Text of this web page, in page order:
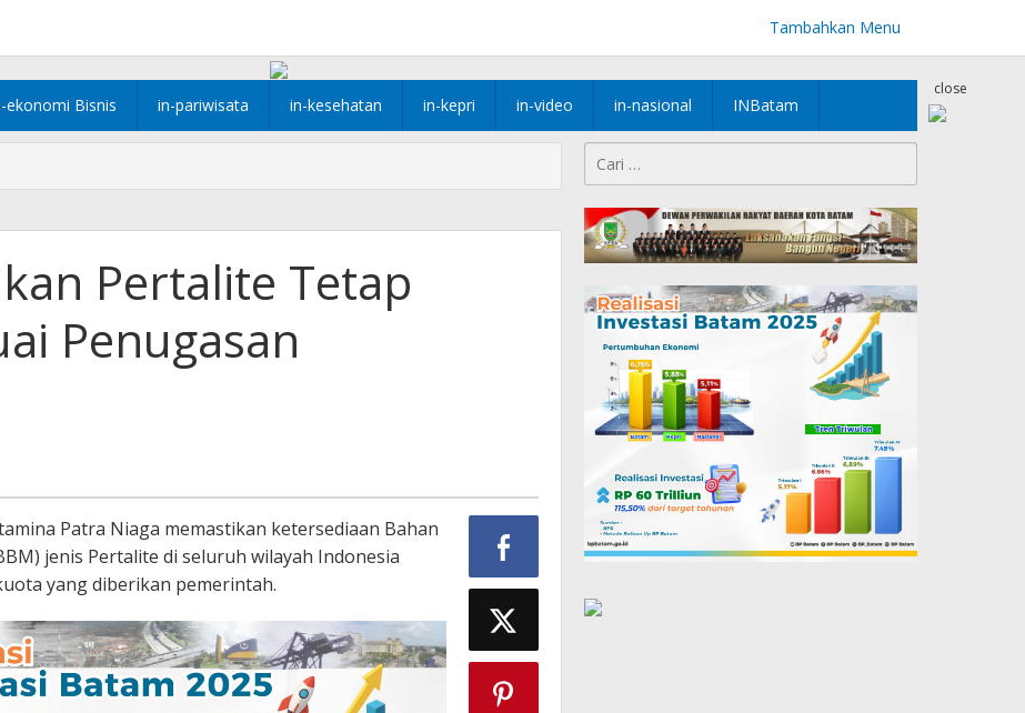
Tambahkan Menu
ekonomi Bisnis in-pariwisata in-kesehatan in-kepri in-video in-nasional INBatam
close
Pertalite Tetap
Penugasan
Patra Niaga memastikan ketersediaan Bahan
jenis Pertalite di seluruh wilayah Indonesia
yang diberikan pemerintah.
untuk: